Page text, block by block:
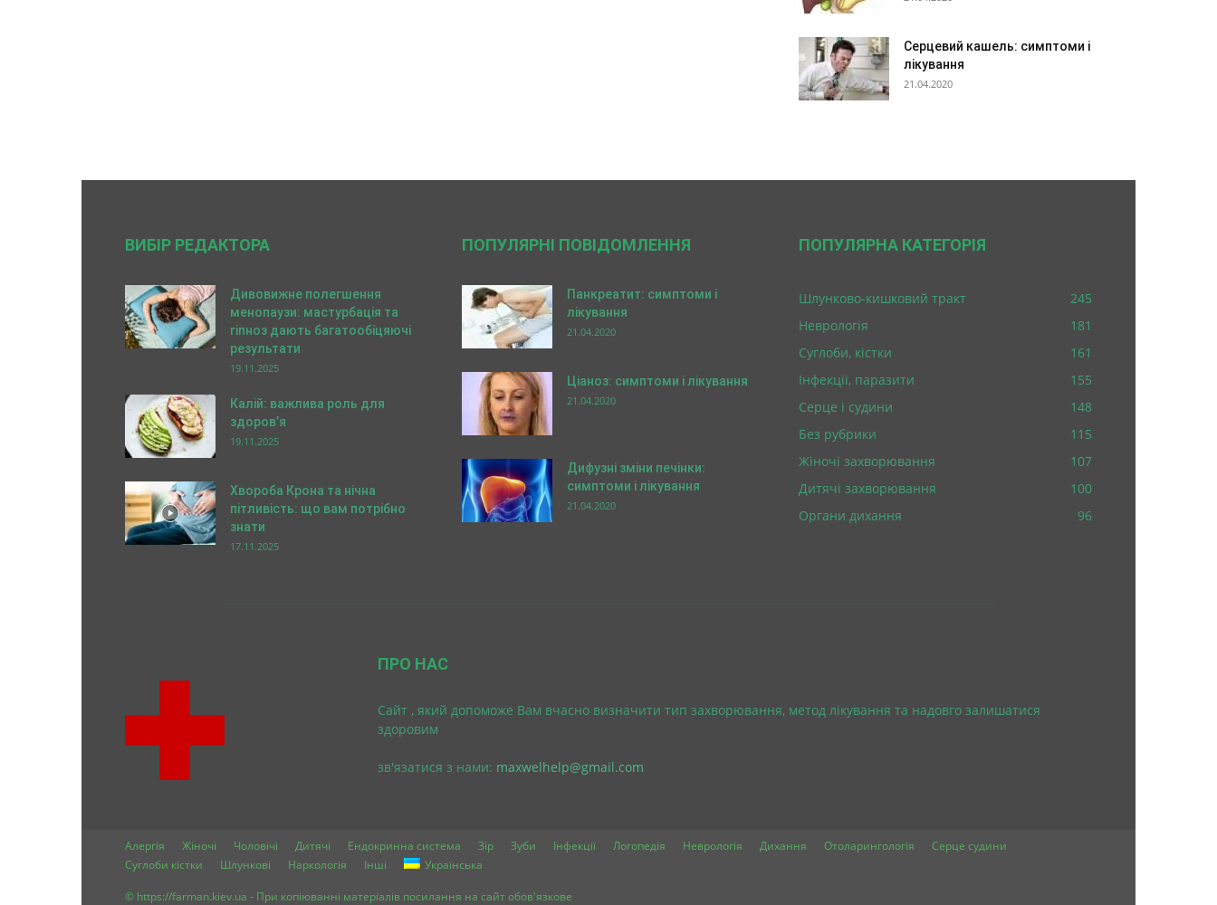
Серцевий кашель: симптоми і
лікування
21.04.2020
ВИБІР РЕДАКТОРА
Дивовижне полегшення
менопаузи: мастурбація та
гіпноз дають багатообіцяючі
результати
19.11.2025
Калій: важлива роль для
здоров’я
19.11.2025
Хвороба Крона та нічна
пітливість: що вам потрібно
знати
17.11.2025
ПОПУЛЯРНІ ПОВІДОМЛЕННЯ
Панкреатит: симптоми і
лікування
21.04.2020
Ціаноз: симптоми і лікування
21.04.2020
Дифузні зміни печінки:
симптоми і лікування
21.04.2020
ПОПУЛЯРНА КАТЕГОРІЯ
Шлунково-кишковий тракт
245
Неврологія
181
Суглоби, кістки
161
Інфекції, паразити
155
Серце і судини
148
Без рубрики
115
Жіночі захворювання
107
Дитячі захворювання
100
Органи дихання
96
ПРО НАС
Cайт , який допоможе Вам вчасно визначити тип захворювання, метод лікування та надовго залишатися
здоровим
зв'язатися з нами: maxwelhelp@gmail.com
Алергія Жіночі Чоловічі Дитячі Ендокринна система Зір Зуби Інфекції Логопедія Неврологія Дихання Отоларингологія
Серце судини
Суглоби кістки
Шлункові Наркологія Інші Українська
© https://farman.kiev.ua - При копіюванні матеріалів посилання на сайт обов'язкове